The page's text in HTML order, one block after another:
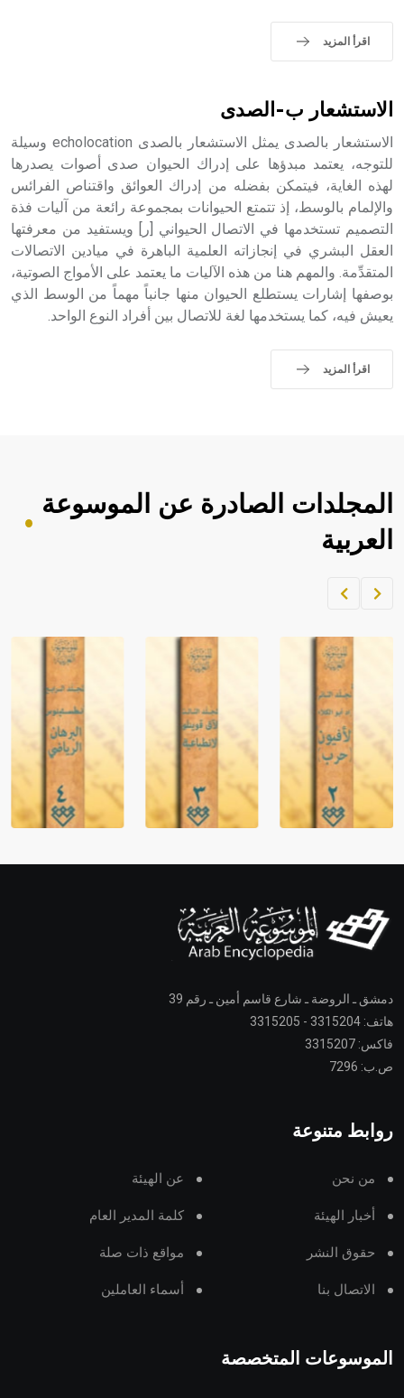
sign تكتب منفصلة غير متصلة، وتعتمد المبدأ الأكوروفوني،
حيث تقتصر القيمة الصوتية للعلامة الك
اقرأ المزيد
الاستشعار ب-الصدى
الاستشعار بالصدى يمثل الاستشعار بالصدى echolocation وسيلة
للتوجه، يعتمد مبدؤها على إدراك الحيوان صدى أصوات يصدرها
لهذه الغاية، فيتمكن بفضله من إدراك العوائق واقتناص الفرائس
والإلمام بالوسط، إذ تتمتع الحيوانات بمجموعة رائعة من آليات فذة
التصميم تستخدمها في الاتصال الحيواني [ر] ويستفيد من معرفتها
العقل البشري في إنجازاته العلمية الباهرة في ميادين الاتصالات
المتقدِّمة. والمهم هنا من هذه الآليات ما يعتمد على الأمواج الصوتية،
بوصفها إشارات يستطلع الحيوان منها جانباً مهماً من الوسط الذي
يعيش فيه، كما يستخدمها لغة للاتصال بين أفراد النوع الواحد.
اقرأ المزيد
المجلدات الصادرة عن الموسوعة
العربية
دمشق ـ الروضة ـ شارع قاسم أمين ـ رقم 39
هاتف: 3315204 - 3315205
فاكس: 3315207
ص.ب: 7296
روابط متنوعة
من نحن عن الهيئة
أخبار الهيئة كلمة المدير العام
حقوق النشر مواقع ذات صلة
الاتصال بنا أسماء العاملين
الموسوعات المتخصصة